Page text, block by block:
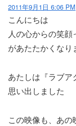
2011年9月1日 6:06 PM
こんにちは
人の心からの笑
があたたかくなり
あたしは『ラブ
思い出しました
この映像も、あ